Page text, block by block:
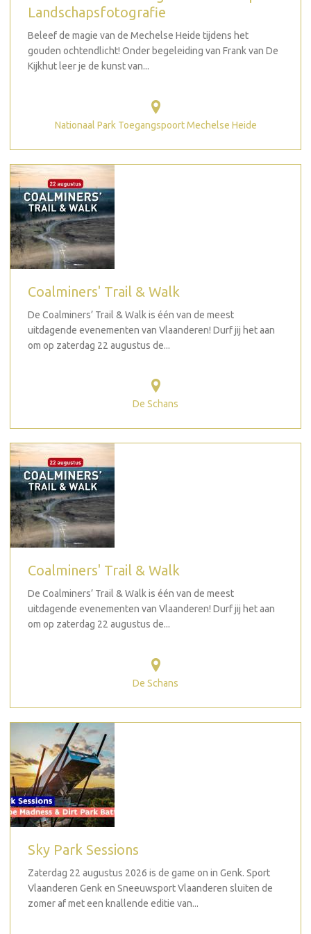
Landschapsfotografie
Beleef de magie van de Mechelse Heide tijdens het
gouden ochtendlicht! Onder begeleiding van Frank van De
Kijkhut leer je de kunst van...
Nationaal Park Toegangspoort Mechelse Heide
Coalminers' Trail & Walk
De Coalminers’ Trail & Walk is één van de meest
uitdagende evenementen van Vlaanderen! Durf jij het aan
om op zaterdag 22 augustus de...
De Schans
Coalminers' Trail & Walk
De Coalminers’ Trail & Walk is één van de meest
uitdagende evenementen van Vlaanderen! Durf jij het aan
om op zaterdag 22 augustus de...
De Schans
Sky Park Sessions
Zaterdag 22 augustus 2026 is de game on in Genk. Sport
Vlaanderen Genk en Sneeuwsport Vlaanderen sluiten de
zomer af met een knallende editie van...